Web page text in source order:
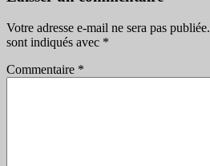
Votre adresse e-mail ne sera pas publiée.
sont indiqués avec *
Commentaire *